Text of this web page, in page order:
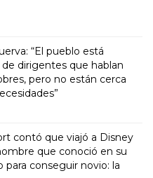
“El pueblo está
de dirigentes que hablan
pero no están cerca
contó que viajó a Disney
que conoció en su
para conseguir novio: la